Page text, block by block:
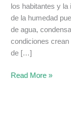
los habitantes y
de la humedad
de agua,
condiciones
de […]
Paredes
y
Cielos
Read More »